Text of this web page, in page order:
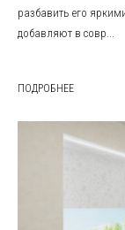
разбавить его
добавляют в совр...
ПОДРОБНЕЕ